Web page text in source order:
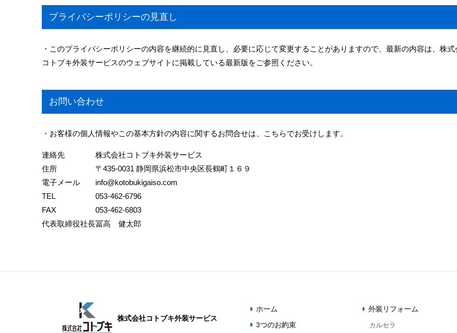
プライバシーポリシーの見直し
・このプライバシーポリシーの内容を継続的に見直し、必要に応じて変更することがありますので、最新の内容は、株式
コトブキ外装サービスのウェブサイトに掲載している最新版をご参照ください。
お問い合わせ
・お客様の個人情報やこの基本方針の内容に関するお問合せは、こちらでお受けします。
連絡先
株式会社コトブキ外装サービス
住所
〒435-0031 静岡県浜松市中央区長鶴町１６９
電子メール
info@kotobukigaiso.com
TEL
053-462-6796
FAX
053-462-6803
代表取締役社長冨高 健太郎
株式会社コトブキ外装サービス
ホーム
3つのお約束
外装リフォーム
カルセラ